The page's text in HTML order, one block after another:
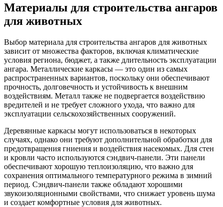
Материалы для строительства ангаров
для животных
Выбор материала для строительства ангаров для животных
зависит от множества факторов, включая климатические
условия региона, бюджет, а также длительность эксплуатации
ангара. Металлические каркасы — это один из самых
распространенных вариантов, поскольку они обеспечивают
прочность, долговечность и устойчивость к внешним
воздействиям. Металл также не подвергается воздействию
вредителей и не требует сложного ухода, что важно для
эксплуатации сельскохозяйственных сооружений.
Деревянные каркасы могут использоваться в некоторых
случаях, однако они требуют дополнительной обработки для
предотвращения гниения и воздействия насекомых. Для стен
и кровли часто используются сэндвич-панели. Эти панели
обеспечивают хорошую теплоизоляцию, что важно для
сохранения оптимального температурного режима в зимний
период. Сэндвич-панели также обладают хорошими
звукоизоляционными свойствами, что снижает уровень шума
и создает комфортные условия для животных.